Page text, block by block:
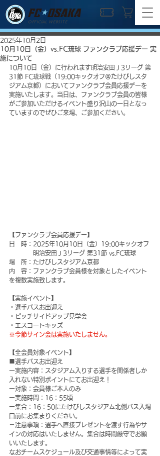
OFFICIAL WEBSITE
10月10日（金）vs.FC琉球 ファンクラブ応援デー 実
施について
2025年10月2日
10月10日（金）に行われます明治安田Ｊ3リーグ 第
31節 FC琉球戦（19:00キックオフ＠たけびしスタ
ジアム京都）においてファンクラブ会員応援デーを
実施いたします。当日は、ファンクラブ会員の皆様
がご参加いただけるイベント盛り沢山の一日となっ
ていますのでぜひご来場、ご参加ください。
【ファンクラブ会員応援デー】
日　時：2025年10月10日（金）19:00キックオフ
明治安田Ｊ3リーグ 第31節 vs.FC琉球
場　所：たけびしスタジアム京都
内　容：ファンクラブ会員様を対象としたイベント
を複数実施致します。
【実施イベント】
・選手バスお出迎え
・ピッチサイドアップ見学会
・エスコートキッズ
※今節サイン会は実施いたしません。
【全会員対象イベント】
■選手バスお出迎え
ー実施内容：スタジアム入りする選手を関係者しか
入れない特別ポイントにてお出迎え！
ー対象：会員様ご本人のみ
ー実施時間：16：55頃
ー集合：16：50にたけびしスタジアム北側バス入場
口前にお集まりください。
－注意事項：選手へ直接プレゼントを渡す行為やサ
インの対応はいたしません。集合は時間厳守でお願
いいたします。
なおチームスケジュール及び交通事情等によって実